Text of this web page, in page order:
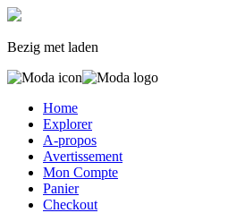
Bezig met laden
Home
Explorer
A-propos
Avertissement
Mon Compte
Panier
Checkout